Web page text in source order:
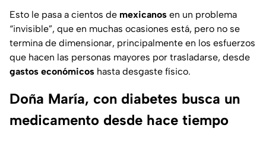
Esto le pasa a cientos de mexicanos en un problema
“invisible”, que en muchas ocasiones está, pero no se
termina de dimensionar, principalmente en los esfuerzos
que hacen las personas mayores por trasladarse, desde
gastos económicos hasta desgaste físico.
Doña María, con diabetes busca un
medicamento desde hace tiempo